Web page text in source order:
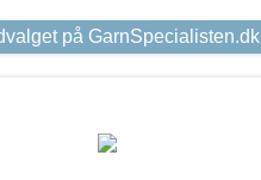
på GarnSpecialisten.dk